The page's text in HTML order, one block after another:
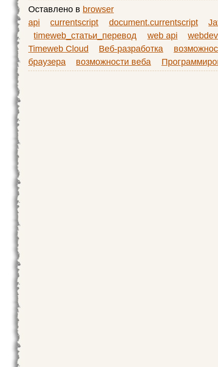
Оставлено в browser
api
currentscript document.currentscript
timeweb_статьи_перевод
web api
webdev
Timeweb Cloud
Веб-разработка
браузера
возможности веба